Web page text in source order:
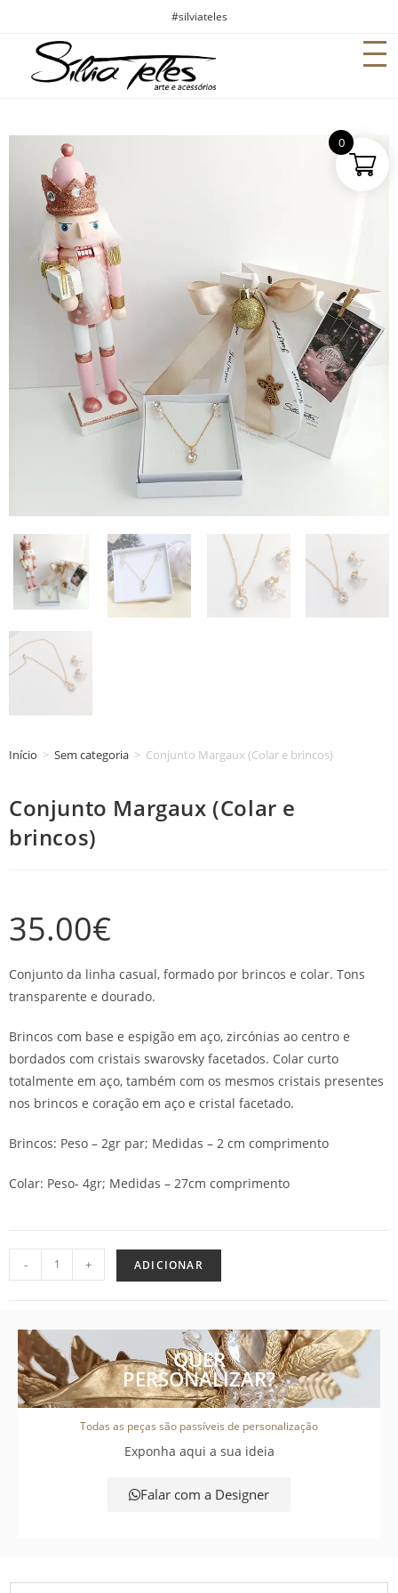
#silviateles
Início > Sem categoria > Conjunto Margaux (Colar e brincos)
Conjunto Margaux (Colar e
brincos)
35.00€
Conjunto da linha casual, formado por brincos e colar. Tons
transparente e dourado.
Brincos com base e espigão em aço, zircónias ao centro e
bordados com cristais swarovsky facetados. Colar curto
totalmente em aço, também com os mesmos cristais presentes
nos brincos e coração em aço e cristal facetado.
Brincos: Peso – 2gr par; Medidas – 2 cm comprimento
Colar: Peso- 4gr; Medidas – 27cm comprimento
- + ADICIONAR
QUER
PERSONALIZAR?
Todas as peças são passíveis de personalização
Exponha aqui a sua ideia
Falar com a Designer
0